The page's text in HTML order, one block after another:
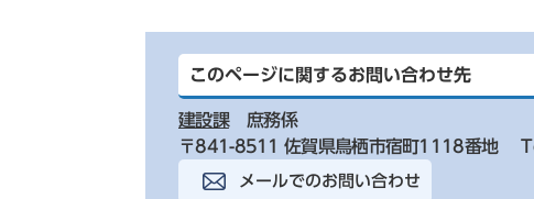
このページに関するお問い合わせ先
建設課
庶務係
〒841-8511 佐賀県鳥栖市宿町1118番地
メールでのお問い合わせ